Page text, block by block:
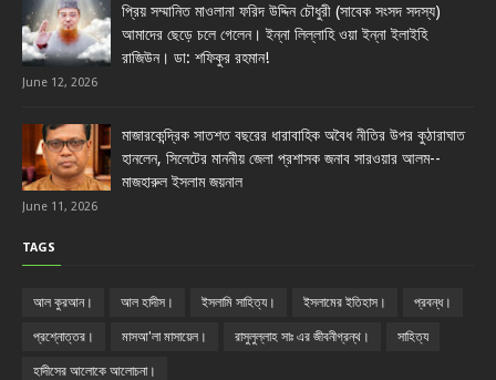
প্রিয় সম্মানিত মাওলানা ফরিদ উদ্দিন চৌধুরী (সাবেক সংসদ সদস্য)
আমাদের ছেড়ে চলে গেলেন। ইন্না লিল্লাহি ওয়া ইন্না ইলাইহি
রাজিউন। ডা: শফিকুর রহমান!
June 12, 2026
মাজারকেন্দ্রিক সাতশত বছরের ধারাবাহিক অবৈধ নীতির উপর কুঠারাঘাত
হানলেন, সিলেটের মাননীয় জেলা প্রশাসক জনাব সারওয়ার আলম--
মাজহারুল ইসলাম জয়নাল
June 11, 2026
TAGS
আল কুরআন। আল হাদীস। ইসলামি সাহিত্য। ইসলামের ইতিহাস। প্রবন্ধ।
প্রশ্নোত্তর। মাসআ'লা মাসায়েল। রাসুলুল্লাহ সাঃ এর জীবনীগ্রন্থ। সাহিত্য
হাদীসের আলোকে আলোচনা।